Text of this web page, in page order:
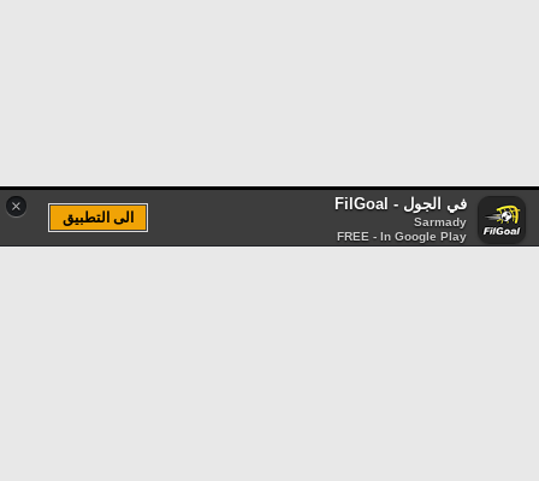
× في الجول - FilGoal
Sarmady
FREE - In Google Play
الى التطبيق